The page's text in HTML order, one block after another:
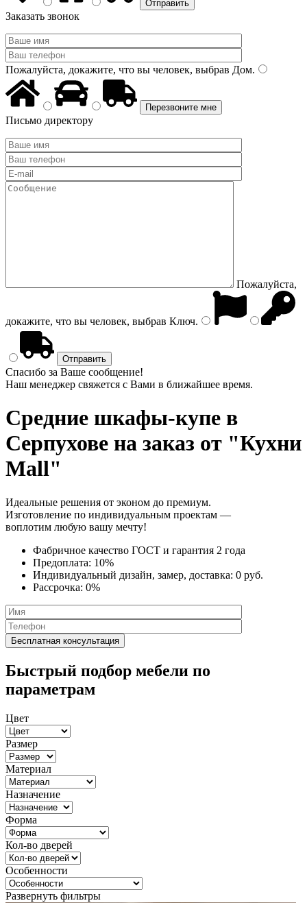
Заказать звонок
Пожалуйста, докажите, что вы человек, выбрав Дом.
Письмо директору
Пожалуйста,
докажите, что вы человек, выбрав Ключ.
Спасибо за Ваше сообщение!
Наш менеджер свяжется с Вами в ближайшее время.
Средние шкафы-купе в
Серпухове на заказ от "Кухни
Mall"
Идеальные решения от эконом до премиум.
Изготовление по индивидуальным проектам —
воплотим любую вашу мечту!
Фабричное качество ГОСТ и гарантия 2 года
Предоплата: 10%
Индивидуальный дизайн, замер, доставка: 0 руб.
Рассрочка: 0%
Быстрый подбор мебели по
параметрам
Цвет
Размер
Материал
Назначение
Форма
Кол-во дверей
Особенности
Развернуть фильтры